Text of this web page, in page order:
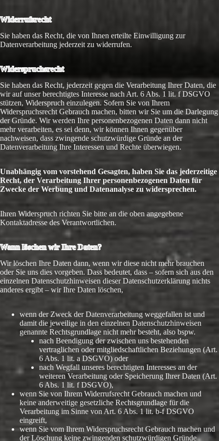
Widerrufsrecht
Sie haben das Recht, die von Ihnen erteilte Einwilligung zur
Datenverarbeitung jederzeit zu widerrufen.
Widerspruchsrecht
Sie haben das Recht, jederzeit gegen die Verarbeitung Ihrer Daten, die
wir auf unser berechtigtes Interesse nach Art. 6 Abs. 1 lit. f DSGVO
stützen, Widerspruch einzulegen. Sofern Sie von Ihrem
Widerspruchsrecht Gebrauch machen, bitten wir Sie um die Darlegung
der Gründe. Wir werden Ihre personenbezogenen Daten dann nicht
mehr verarbeiten, es sei denn, wir können Ihnen gegenüber
nachweisen, dass zwingende schutzwürdige Gründe an der
Datenverarbeitung Ihre Interessen und Rechte überwiegen.
Unabhängig vom vorstehend Gesagten, haben Sie das jederzeitige
Recht, der Verarbeitung Ihrer personenbezogenen Daten für
Zwecke der Werbung und Datenanalyse zu widersprechen.
Ihren Widerspruch richten Sie bitte an die oben angegebene
Kontaktadresse des Verantwortlichen.
Wann löschen wir Ihre Daten?
Wir löschen Ihre Daten dann, wenn wir diese nicht mehr brauchen
oder Sie uns dies vorgeben. Dass bedeutet, dass – sofern sich aus den
einzelnen Datenschutzhinweisen dieser Datenschutzerklärung nichts
anderes ergibt – wir Ihre Daten löschen,
wenn der Zweck der Datenverarbeitung weggefallen ist und
damit die jeweilige in den einzelnen Datenschutzhinweisen
genannte Rechtsgrundlage nicht mehr besteht, also bspw.
nach Beendigung der zwischen uns bestehenden
vertraglichen oder mitgliedschaftlichen Beziehungen (Art.
6 Abs. 1 lit. a DSGVO) oder
nach Wegfall unseres berechtigten Interesses an der
weiteren Verarbeitung oder Speicherung Ihrer Daten (Art.
6 Abs. 1 lit. f DSGVO),
wenn Sie von Ihrem Widerrufsrecht Gebrauch machen und
keine anderweitige gesetzliche Rechtsgrundlage für die
Verarbeitung im Sinne von Art. 6 Abs. 1 lit. b-f DSGVO
eingreift,
wenn Sie vom Ihrem Widerspruchsrecht Gebrauch machen und
der Löschung keine zwingenden schutzwürdigen Gründe